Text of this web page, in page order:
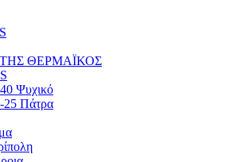
ΘΕΡΜΑΪΚΟΣ
Ψυχικό
25 Πάτρα